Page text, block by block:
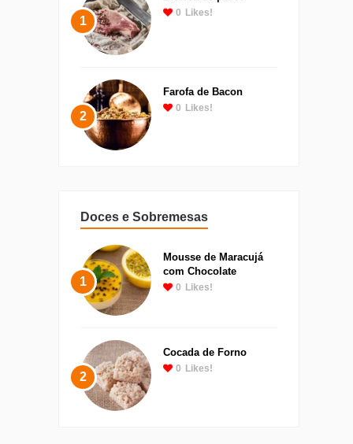
1
0 Likes!
2
Farofa de Bacon
0 Likes!
Doces e Sobremesas
1
Mousse de Maracujá
com Chocolate
0 Likes!
2
Cocada de Forno
0 Likes!